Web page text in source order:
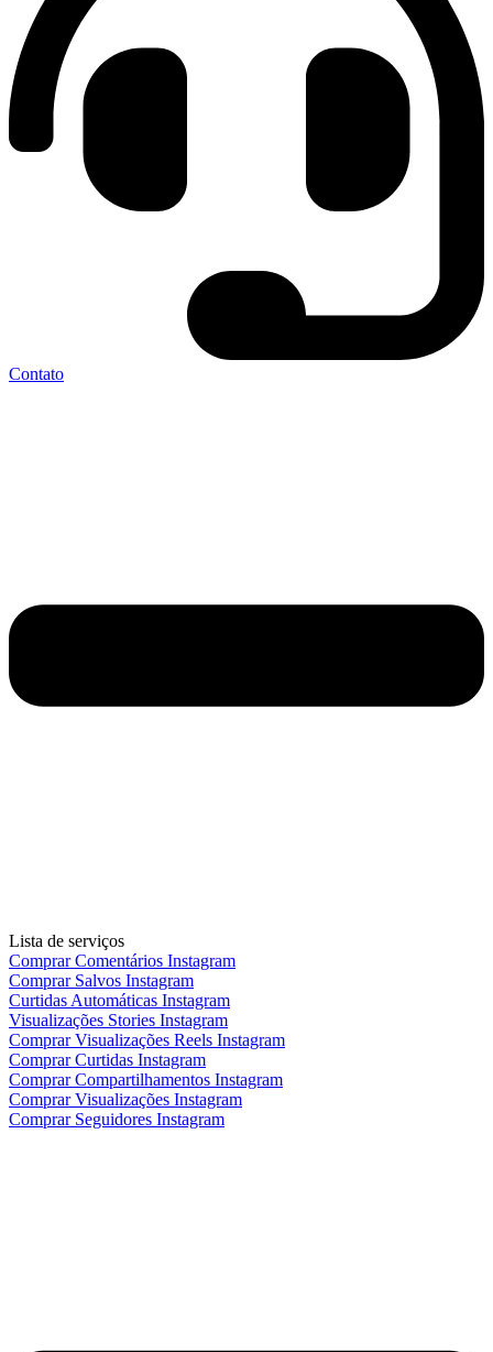
Contato
Lista de serviços
Comprar Comentários Instagram
Comprar Salvos Instagram
Curtidas Automáticas Instagram
Visualizações Stories Instagram
Comprar Visualizações Reels Instagram
Comprar Curtidas Instagram
Comprar Compartilhamentos Instagram
Comprar Visualizações Instagram
Comprar Seguidores Instagram